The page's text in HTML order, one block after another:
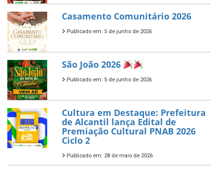
Casamento Comunitário 2026
Publicado em: 5 de junho de 2026
São João 2026
Publicado em: 5 de junho de 2026
Cultura em Destaque: Prefeitura
de Alcantil lança Edital de
Premiação Cultural PNAB 2026
Ciclo 2
Publicado em: 28 de maio de 2026